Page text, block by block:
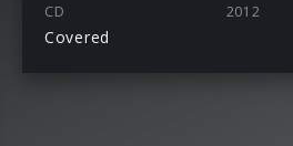
CD 2012
Covered